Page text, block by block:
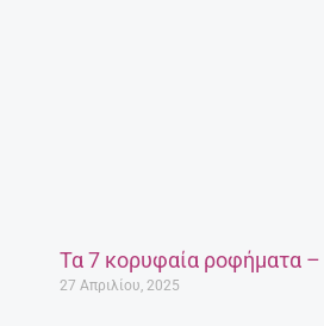
Τα 7 κορυφαία ροφήματα –
27 Απριλίου, 2025